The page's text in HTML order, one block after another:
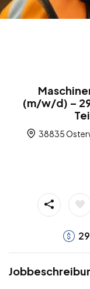
(m/w/d) –
38835
29